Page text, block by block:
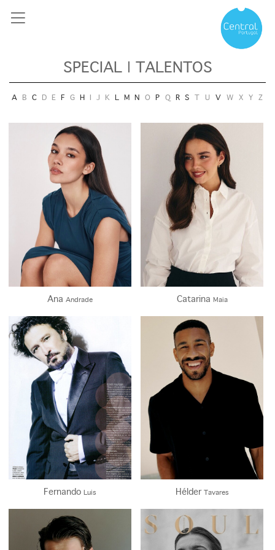
SPECIAL | TALENTOS
A B C D E F G H J K L M N O P Q R S U V W X Y Z
Altura/Height
173CM - 5' 8''
Cabelo/Hair
Castanho - Brown
Olhos/Eyes
Castanho - Brown
Ana Andrade
Altura/Height
165CM - 5' 5''
Cabelo/Hair
Castanho - Brown
Olhos/Eyes
Azul - Blue
Catarina Maia
Cabelo/Hair
Castanho - Brown
Olhos/Eyes
Castanho - Brown
40.2K
Fernando Luis
132.5K
Hélder Tavares
Altura/Height
Altura/Height